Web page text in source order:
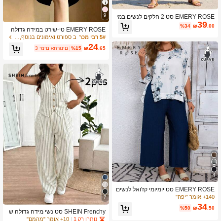
EMERY ROSE סט 2 חלקים לנשים במי
דות גדולות, אלגנטי, קז'ואל, פסים, סט נ
שים, סטים של תלבושות לחופשה, תלבו
₪39.00
%34
4
EMERY ROSE סט יומיומי קז'ואל לנשים
במידה גדולה: חולצה עם צוואון עגול והד
פס פרחים ומכנסיים רחבים
140+ אומר "יפה"
₪34.50
%50
9
EMERY ROSE טי-שירט במידה גדולה
בסגנון צרפתי אלגנטי, צוואון V, שחור & ל
בן עם ניגודיות, עיטור רפילי, שרוול קצר, גז
רה צמודה
5# רבי מכר
₪24.65
%15 3 ימים אחרונים
7
SHEIN Frenchy סט נשי מידה גדולה ש
ל וסט בלייזר פסים עם כפתור בודד ומכנס
נותרו רק 1 10+ אומר "מהמם"